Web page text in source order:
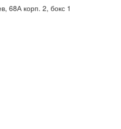
68А корп. 2, бокс 1